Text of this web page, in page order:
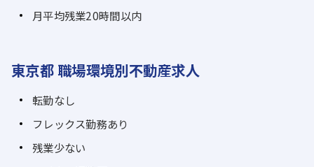
月平均残業20時間以内
東京都 職場環境別不動産求人
転勤なし
フレックス勤務あり
残業少ない